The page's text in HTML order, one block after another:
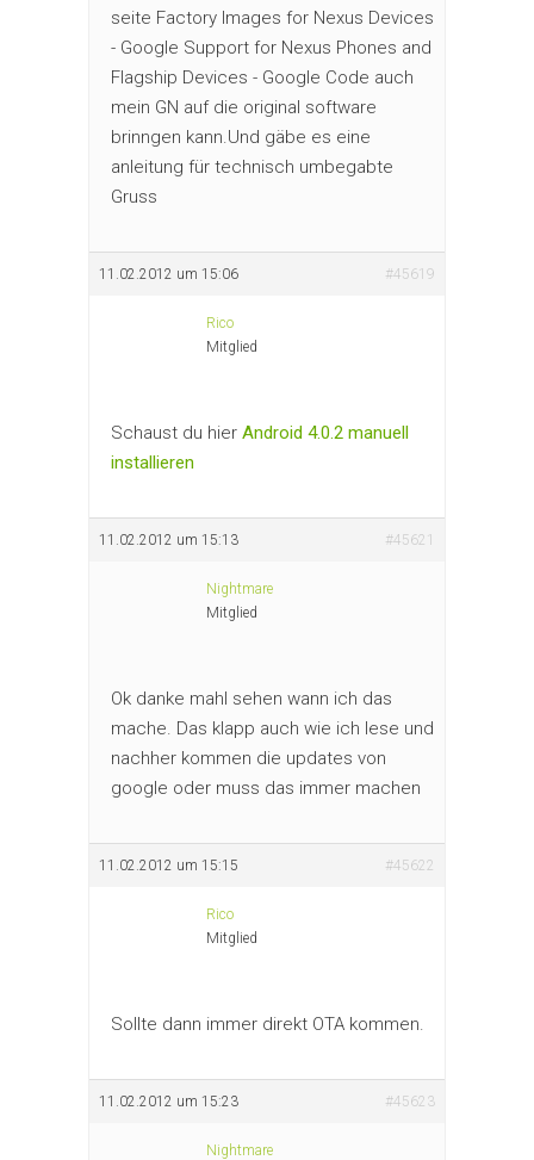
seite Factory Images for Nexus Devices
- Google Support for Nexus Phones and
Flagship Devices - Google Code auch
mein GN auf die original software
brinngen kann.Und gäbe es eine
anleitung für technisch umbegabte
Gruss
11.02.2012 um 15:06 #45619
Rico
Mitglied
Schaust du hier Android 4.0.2 manuell
installieren
11.02.2012 um 15:13 #45621
Nightmare
Mitglied
Ok danke mahl sehen wann ich das
mache. Das klapp auch wie ich lese und
nachher kommen die updates von
google oder muss das immer machen
11.02.2012 um 15:15 #45622
Rico
Mitglied
Sollte dann immer direkt OTA kommen.
11.02.2012 um 15:23 #45623
Nightmare